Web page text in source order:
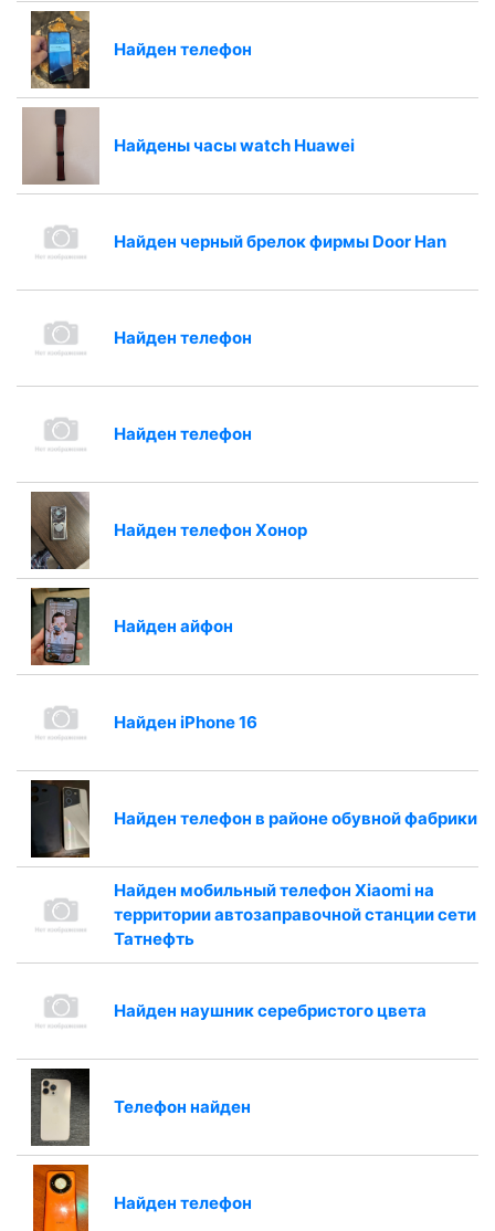
Найден телефон
Найдены часы watch Huawei
Найден черный брелок фирмы Door Han
Найден телефон
Найден телефон
Найден телефон Хонор
Найден айфон
Найден iPhone 16
Найден телефон в районе обувной фабрики
Найден мобильный телефон Xiaomi на
территории автозаправочной станции сети
Татнефть
Найден наушник серебристого цвета
Телефон найден
Найден телефон